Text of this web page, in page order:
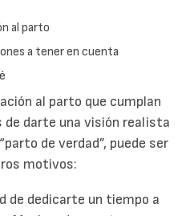
al parto que cumplan
de darte una visión realista
de verdad”, puede ser
motivos:
de dedicarte un tiempo a
al parto
a tener en cuenta